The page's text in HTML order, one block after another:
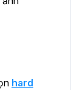
hard